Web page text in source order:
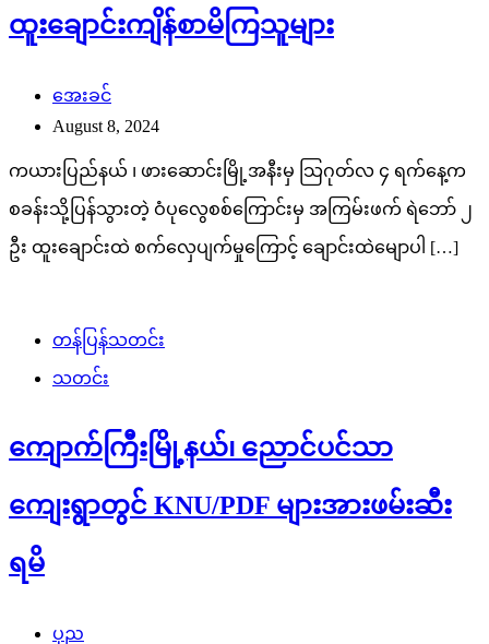
ထူးချောင်းကျိန်စာမိကြသူများ
အေးခင်
August 8, 2024
ကယားပြည်နယ် ၊ ဖားဆောင်းမြို့အနီးမှ သြဂုတ်လ ၄ ရက်နေ့က
စခန်းသို့ပြန်သွားတဲ့ ဝံပုလွေစစ်ကြောင်းမှ အကြမ်းဖက် ရဲဘော် ၂
ဦး ထူးချောင်းထဲ စက်လှေပျက်မှုကြောင့် ချောင်းထဲမျောပါ […]
တန်ပြန်သတင်း
သတင်း
ကျောက်ကြီးမြို့နယ်၊ ညောင်ပင်သာ
ကျေးရွာတွင် KNU/PDF များအားဖမ်းဆီး
ရမိ
ပုည